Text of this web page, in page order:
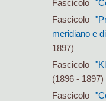
Fascicolo
Fascicolo
meridiano e
1897)
Fascicolo
(1896 - 1897)
Fascicolo